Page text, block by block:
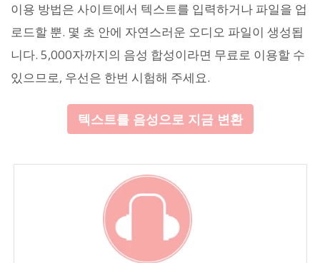
이용 방법은 사이트에서 텍스트를 입력하거나 파일을 업
로드할 뿐. 몇 초 안에 자연스러운 오디오 파일이 생성됩
니다. 5,000자까지의 음성 합성이라면 무료로 이용할 수
있으므로, 우선은 한번 시험해 주세요.
텍스트를 음성으로 지금 변환